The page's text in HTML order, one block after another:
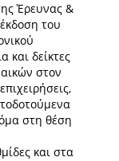
Έρευνας &
του
και δείκτες
στον
στη θέση
και στα